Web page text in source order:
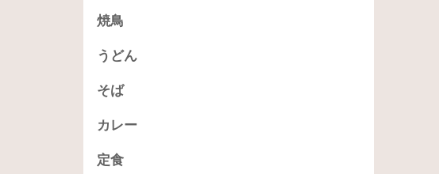
焼鳥
うどん
そば
カレー
定食